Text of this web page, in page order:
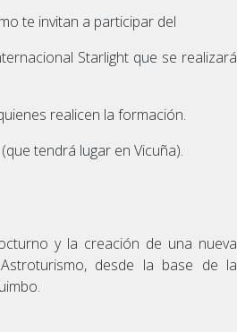
te invitan a participar del
Starlight que se realizará
realicen la formación.
tendrá lugar en Vicuña).
y la creación de una nueva
desde la base de la